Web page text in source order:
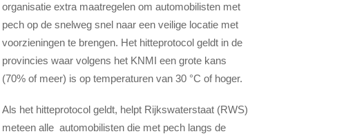
organisatie extra maatregelen om automobilisten met
pech op de snelweg snel naar een veilige locatie met
voorzieningen te brengen. Het hitteprotocol geldt in de
provincies waar volgens het KNMI een grote kans
(70% of meer) is op temperaturen van 30 °C of hoger.
Als het hitteprotocol geldt, helpt Rijkswaterstaat (RWS)
meteen alle automobilisten die met pech langs de